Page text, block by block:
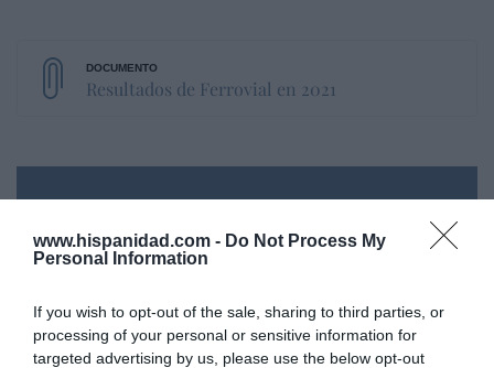
www.hispanidad.com - Do Not Process My
Personal Information
If you wish to opt-out of the sale, sharing to third parties, or
processing of your personal or sensitive information for
targeted advertising by us, please use the below opt-out
Resultados de Ferrovial en 2021
¿Te ha interesado este artículo?
Suscríbete a nuestro newsletter y recibe cada dia
Tu correo electrónico...